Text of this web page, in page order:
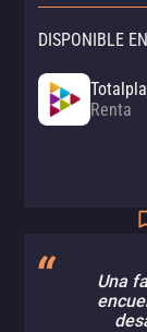
DISPONIBLE
Renta
Apple
Una